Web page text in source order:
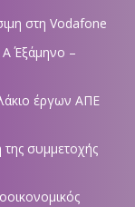
στη Vodafone
Εξάμηνο –
έργων ΑΠΕ
συμμετοχής